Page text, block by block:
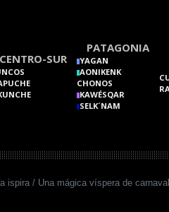
CENTRO-SUR
PATAGONIA
YAGAN
AONIKENK
CHONOS
KAWÉSQAR
SELK´NAM
ispira / Una mágica víspera de carnaval